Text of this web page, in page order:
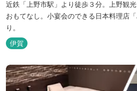
近鉄「上野市駅」より徒歩３分。上野観
おもてなし。小宴会のできる日本料理店
り。
伊賀